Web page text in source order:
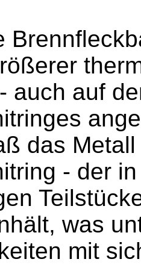
auch auf
das
- der
was
mit